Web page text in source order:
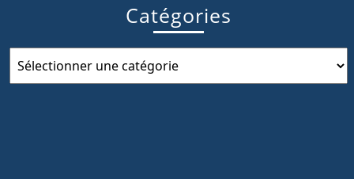
Catégories
Catégories